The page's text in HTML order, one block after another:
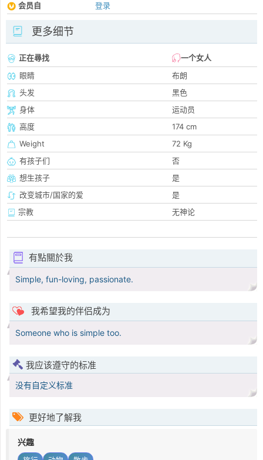
会员自
登录
更多细节
正在尋找
一个女人
眼睛
布朗
头发
黑色
身体
运动员
高度
174 cm
Weight
72 Kg
有孩子们
否
想生孩子
是
改变城市/国家的爱
是
宗教
无神论
有點關於我
Simple, fun-loving, passionate.
我希望我的伴侣成为
Someone who is simple too.
我应该遵守的标准
没有自定义标准
更好地了解我
兴趣